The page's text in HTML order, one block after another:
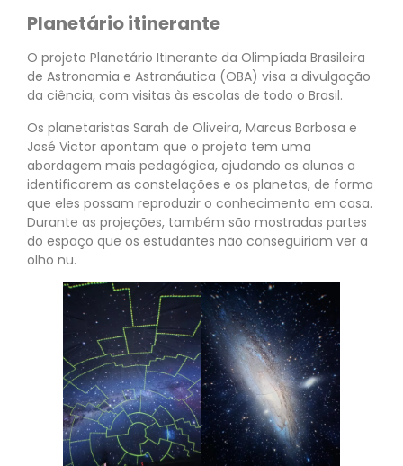
Planetário itinerante
O projeto Planetário Itinerante da Olimpíada Brasileira
de Astronomia e Astronáutica (OBA) visa a divulgação
da ciência, com visitas às escolas de todo o Brasil.
Os planetaristas Sarah de Oliveira, Marcus Barbosa e
José Victor apontam que o projeto tem uma
abordagem mais pedagógica, ajudando os alunos a
identificarem as constelações e os planetas, de forma
que eles possam reproduzir o conhecimento em casa.
Durante as projeções, também são mostradas partes
do espaço que os estudantes não conseguiriam ver a
olho nu.